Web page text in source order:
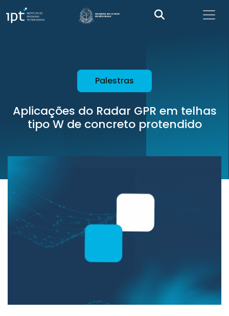
Palestras
Aplicações do Radar GPR em telhas
tipo W de concreto protendido